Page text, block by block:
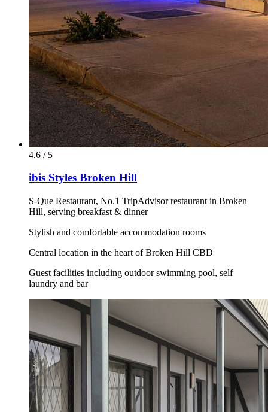
4.6 / 5
ibis Styles Broken Hill
S-Que Restaurant, No.1 TripAdvisor restaurant in Broken
Hill, serving breakfast & dinner
Stylish and comfortable accommodation rooms
Central location in the heart of Broken Hill CBD
Guest facilities including outdoor swimming pool, self
laundry and bar